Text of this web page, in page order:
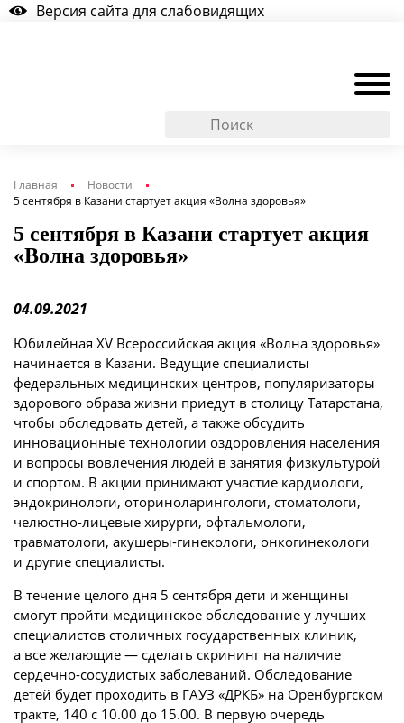
Версия сайта для слабовидящих
Главная
Новости
5 сентября в Казани стартует акция «Волна здоровья»
5 сентября в Казани стартует акция
«Волна здоровья»
04.09.2021
Юбилейная XV Всероссийская акция «Волна здоровья»
начинается в Казани. Ведущие специалисты
федеральных медицинских центров, популяризаторы
здорового образа жизни приедут в столицу Татарстана,
чтобы обследовать детей, а также обсудить
инновационные технологии оздоровления населения
и вопросы вовлечения людей в занятия физкультурой
и спортом. В акции принимают участие кардиологи,
эндокринологи, оториноларингологи, стоматологи,
челюстно-лицевые хирурги, офтальмологи,
травматологи, акушеры-гинекологи, онкогинекологи
и другие специалисты.
В течение целого дня 5 сентября дети и женщины
смогут пройти медицинское обследование у лучших
специалистов столичных государственных клиник,
а все желающие — сделать скрининг на наличие
сердечно-сосудистых заболеваний. Обследование
детей будет проходить в ГАУЗ «ДРКБ» на Оренбургском
тракте, 140 с 10.00 до 15.00. В первую очередь